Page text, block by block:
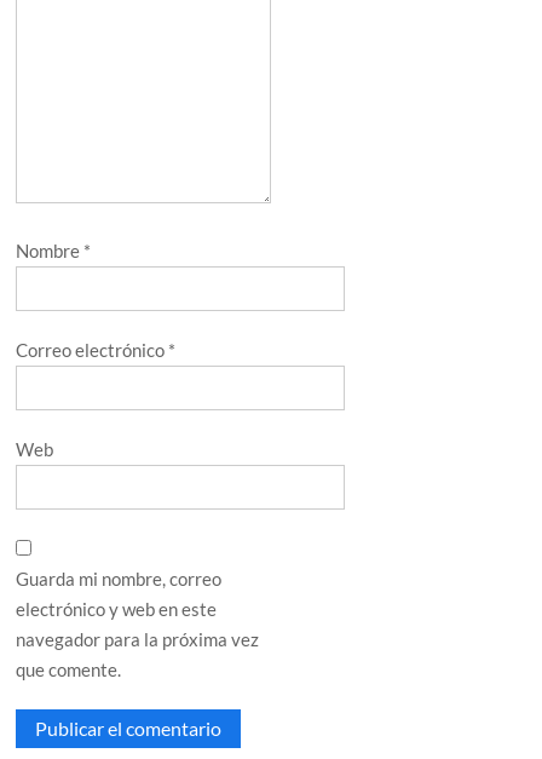
Nombre *
Correo electrónico *
Web
Guarda mi nombre, correo
electrónico y web en este
navegador para la próxima vez
que comente.